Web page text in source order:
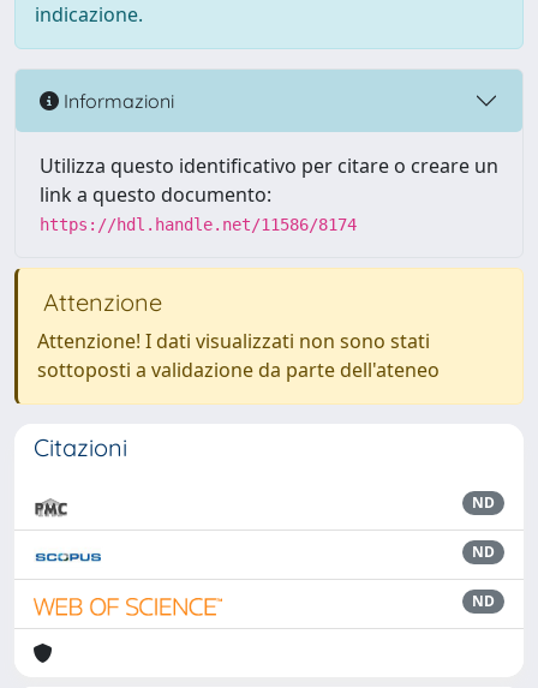
indicazione.
Informazioni
Utilizza questo identificativo per citare o creare un
link a questo documento:
https://hdl.handle.net/11586/8174
Attenzione
Attenzione! I dati visualizzati non sono stati
sottoposti a validazione da parte dell'ateneo
Citazioni
ND
ND
ND